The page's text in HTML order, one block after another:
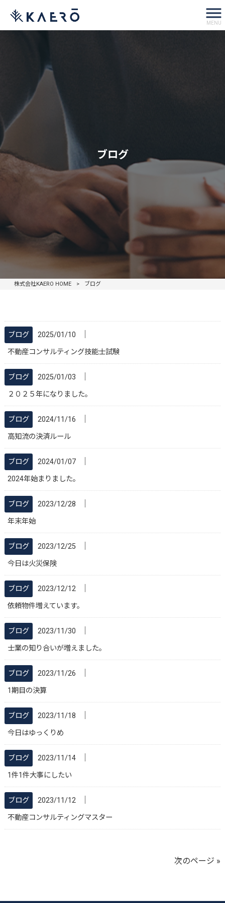
MENU
ブログ
株式会社KAERO HOME > ブログ
ブログ 2025/01/10
不動産コンサルティング技能士試験
ブログ 2025/01/03
２０２５年になりました。
ブログ 2024/11/16
高知流の決済ルール
ブログ 2024/01/07
2024年始まりました。
ブログ 2023/12/28
年末年始
ブログ 2023/12/25
今日は火災保険
ブログ 2023/12/12
依頼物件増えています。
ブログ 2023/11/30
士業の知り合いが増えました。
ブログ 2023/11/26
1期目の決算
ブログ 2023/11/18
今日はゆっくりめ
ブログ 2023/11/14
1件1件大事にしたい
ブログ 2023/11/12
不動産コンサルティングマスター
次のページ »